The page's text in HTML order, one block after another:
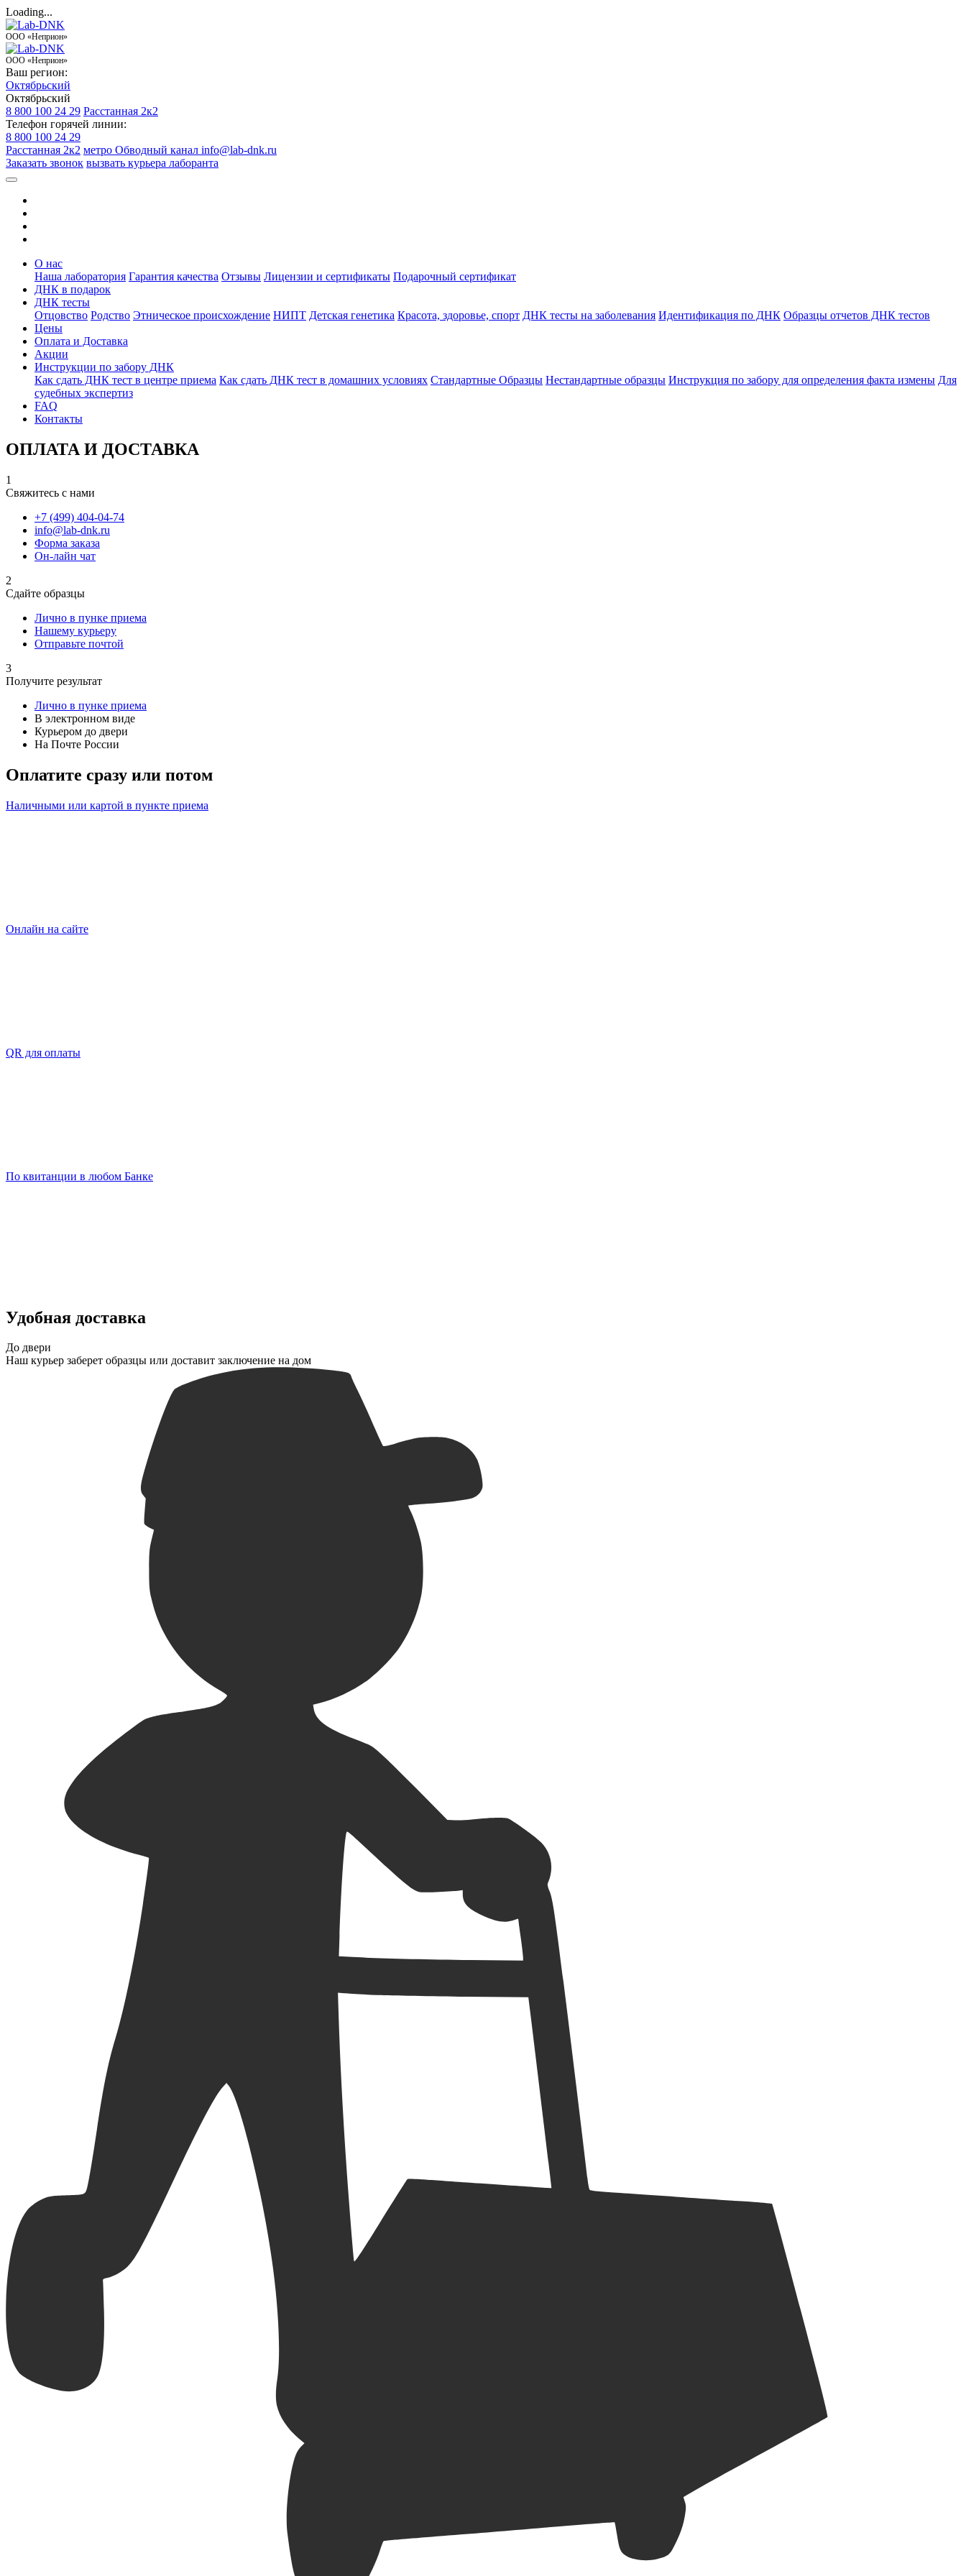
Loading...
ООО «Неприон»
ООО «Неприон»
Ваш регион:
Октябрьский
Октябрьский
8 800 100 24 29 Расстанная 2к2
Телефон горячей линии:
8 800 100 24 29
Расстанная 2к2 метро Обводный канал info@lab-dnk.ru
Заказать звонок вызвать курьера лаборанта
О нас
Наша лаборатория Гарантия качества Отзывы Лицензии и сертификаты Подарочный сертификат
ДНК в подарок
ДНК тесты
Отцовство Родство Этническое происхождение НИПТ Детская генетика Красота, здоровье, спорт ДНК тесты на заболевания Идентификация по ДНК Образцы отчетов ДНК тестов
Цены
Оплата и Доставка
Акции
Инструкции по забору ДНК
Как сдать ДНК тест в центре приема Как сдать ДНК тест в домашних условиях Стандартные Образцы Нестандартные образцы Инструкция по забору для определения факта измены Для
судебных экспертиз
FAQ
Контакты
ОПЛАТА И ДОСТАВКА
1
Свяжитесь с нами
+7 (499) 404-04-74
info@lab-dnk.ru
Форма заказа
Он-лайн чат
2
Сдайте образцы
Лично в пунке приема
Нашему курьеру
Отправьте почтой
3
Получите результат
Лично в пунке приема
В электронном виде
Курьером до двери
На Почте России
Оплатите сразу или потом
Наличными или картой в пункте приема
Онлайн на сайте
QR для оплаты
По квитанции в любом Банке
Удобная доставка
До двери
Наш курьер заберет образцы или доставит заключение на дом